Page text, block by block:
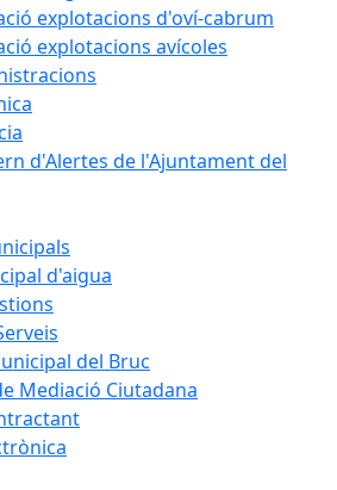
explotacions d'oví-cabrum
explotacions avícoles
d'Alertes de l'Ajuntament del
d'aigua
del Bruc
Mediació Ciutadana